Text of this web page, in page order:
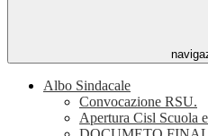
Albo Sindacale
Convocazione RSU.
Apertura Cisl Scuola